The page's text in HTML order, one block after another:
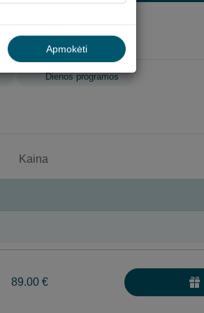
Dienos programos
Kaina
89.00 €
Apmokėti